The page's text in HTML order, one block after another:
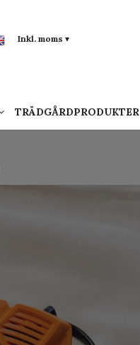
Inkl. moms ▾
TRÄDGÅRDPRODUKTER